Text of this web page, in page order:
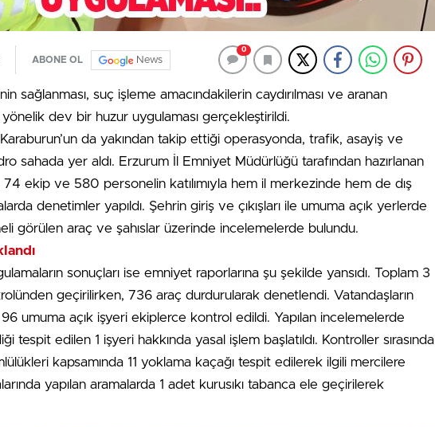
ABONE OL News
0
sağlanması, suç işleme amacındakilerin caydırılması ve aranan
yönelik dev bir huzur uygulaması gerçekleştirildi.
da yakından takip ettiği operasyonda, trafik, asayiş ve
sahada yer aldı. Erzurum İl Emniyet Müdürlüğü tarafından hazırlanan
ekip ve 580 personelin katılımıyla hem il merkezinde hem de dış
denetimler yapıldı. Şehrin giriş ve çıkışları ile umuma açık yerlerde
görülen araç ve şahıslar üzerinde incelemelerde bulundu.
sonuçları ise emniyet raporlarına şu şekilde yansıdı. Toplam 3
geçirilirken, 736 araç durdurularak denetlendi. Vatandaşların
umuma açık işyeri ekiplerce kontrol edildi. Yapılan incelemelerde
tespit edilen 1 işyeri hakkında yasal işlem başlatıldı. Kontroller sırasında
kapsamında 11 yoklama kaçağı tespit edilerek ilgili mercilere
yapılan aramalarda 1 adet kurusıkı tabanca ele geçirilerek